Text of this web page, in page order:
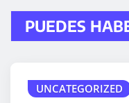
PUEDES
UNCATEGORIZED